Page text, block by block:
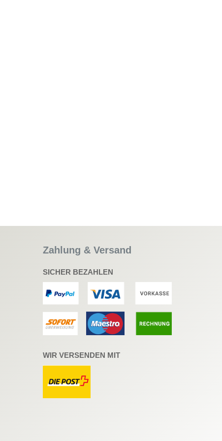
Zahlung & Versand
SICHER BEZAHLEN
WIR VERSENDEN MIT